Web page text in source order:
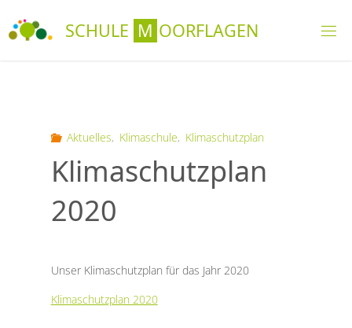
content
SCHULE M OORFLAGEN
Aktuelles, Klimaschule, Klimaschutzplan
Klimaschutzplan
2020
Unser Klimaschutzplan für das Jahr 2020
Klimaschutzplan 2020